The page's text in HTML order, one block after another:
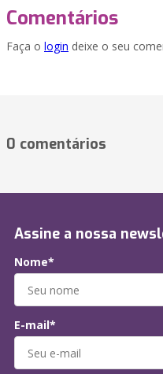
Comentários
Faça o login deixe o seu
0 comentários
Assine a nossa
Nome*
E-mail*